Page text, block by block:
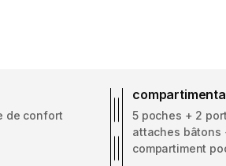
de confort
5 poches + 2
attaches bâtons
compartiment